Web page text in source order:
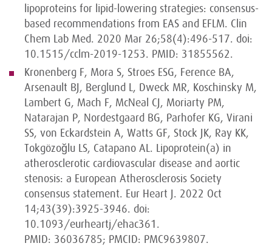
lipoproteins for lipid-lowering strategies: consensus-
based recommendations from EAS and EFLM. Clin
Chem Lab Med. 2020 Mar 26;58(4):496-517. doi:
10.1515/cclm-2019-1253. PMID: 31855562.
Kronenberg F, Mora S, Stroes ESG, Ference BA,
Arsenault BJ, Berglund L, Dweck MR, Koschinsky M,
Lambert G, Mach F, McNeal CJ, Moriarty PM,
Natarajan P, Nordestgaard BG, Parhofer KG, Virani
SS, von Eckardstein A, Watts GF, Stock JK, Ray KK,
Tokgözoğlu LS, Catapano AL. Lipoprotein(a) in
atherosclerotic cardiovascular disease and aortic
stenosis: a European Atherosclerosis Society
consensus statement. Eur Heart J. 2022 Oct
14;43(39):3925-3946. doi:
10.1093/eurheartj/ehac361.
PMID: 36036785; PMCID: PMC9639807.